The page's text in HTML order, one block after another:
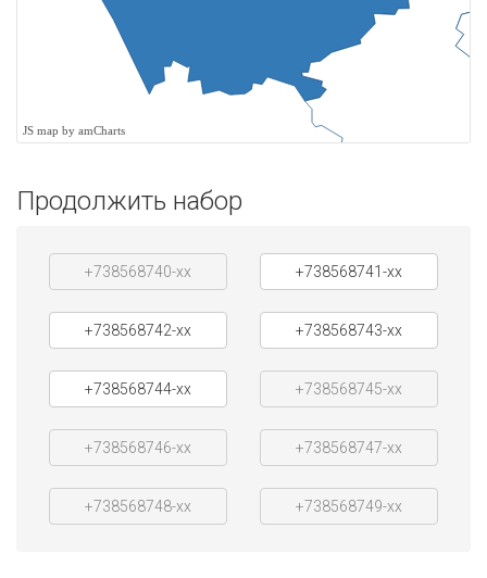
JS map by amCharts
Продолжить набор
+738568740-xx +738568741-xx
+738568742-xx +738568743-xx
+738568744-xx +738568745-xx
+738568746-xx +738568747-xx
+738568748-xx +738568749-xx